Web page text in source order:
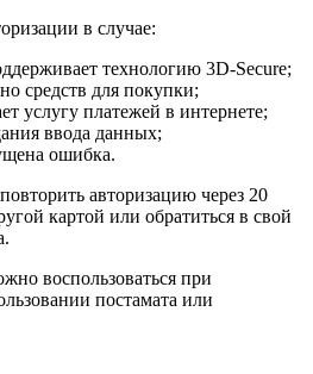
в случае:
технологию 3D-Secure;
средств для покупки;
услугу платежей в интернете;
ввода данных;
ошибка.
авторизацию через 20
картой или обратиться в свой
воспользоваться при
постамата или